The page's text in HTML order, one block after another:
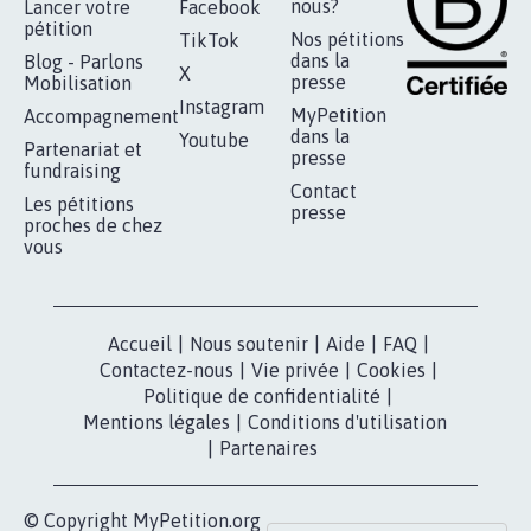
Lancer votre
pétition
Blog - Parlons
Mobilisation
Accompagnement
Partenariat et
fundraising
Les pétitions
proches de chez
vous
Facebook
TikTok
X
Instagram
Youtube
nous?
Nos pétitions
dans la
presse
MyPetition
dans la
presse
Contact
presse
Accueil Nous soutenir Aide FAQ
Contactez-nous
Vie privée Cookies
Politique de confidentialité
Mentions légales
Conditions d'utilisation
Partenaires
© Copyright MyPetition.org